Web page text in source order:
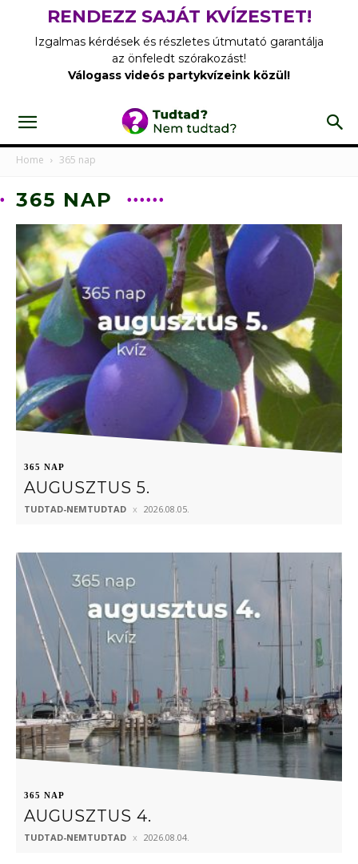
RENDEZZ SAJÁT KVÍZESTET!
Izgalmas kérdések és részletes útmutató garantálja
az önfeledt szórakozást!
Válogass videós partykvízeink közül!
Home 365 nap
365 NAP
365 NAP
AUGUSZTUS 5.
TUDTAD-NEMTUDTAD 2026.08.05.
365 NAP
AUGUSZTUS 4.
TUDTAD-NEMTUDTAD 2026.08.04.